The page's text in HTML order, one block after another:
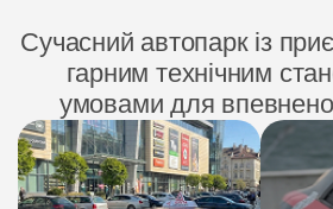
Сучасний автопарк із
гарним технічним
умовами для